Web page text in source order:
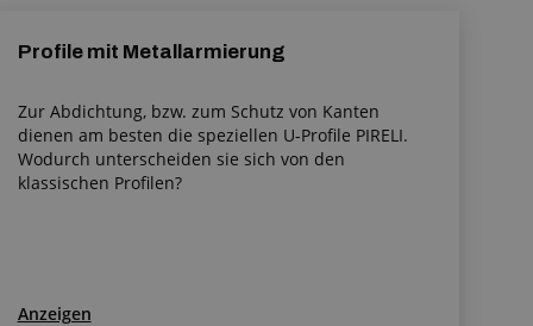
Profile mit Metallarmierung
Zur Abdichtung, bzw. zum Schutz von Kanten
dienen am besten die speziellen U-Profile PIRELI.
Wodurch unterscheiden sie sich von den
klassischen Profilen?
Anzeigen